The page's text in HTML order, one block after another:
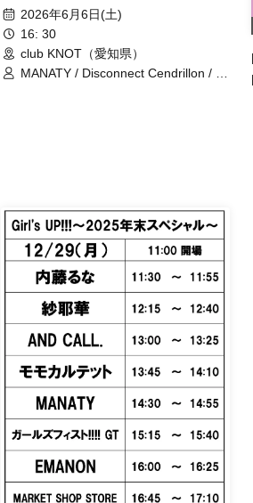
tour2026年6月6日(土)
16: 30
club KNOT（愛知県）
MANATY / Disconnect Cendrillon / 冴